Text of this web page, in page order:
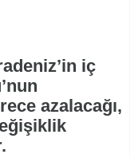
iç
azalacağı,